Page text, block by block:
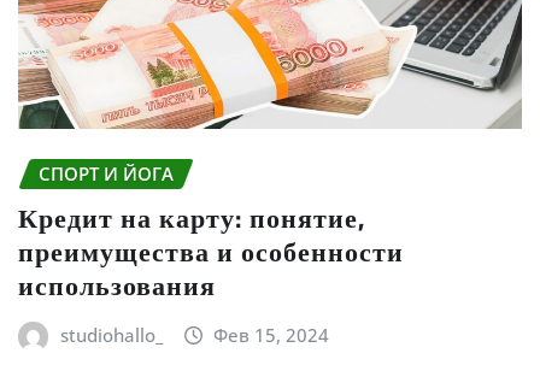
СПОРТ И ЙОГА
Кредит на карту: понятие,
преимущества и особенности
использования
studiohallo_ Фев 15, 2024